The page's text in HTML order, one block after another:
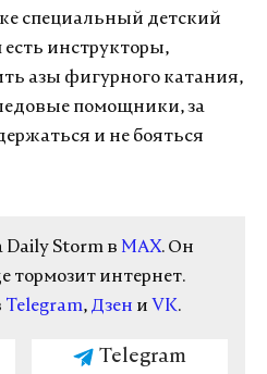
специальный детский
инструкторы,
азы фигурного катания,
помощники, за
и не бояться
Storm в MAX. Он
тормозит интернет.
Telegram, Дзен и VK.
Telegram